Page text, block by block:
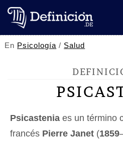
En Psicología / Salud
Psicastenia es un término
francés Pierre Janet (1859